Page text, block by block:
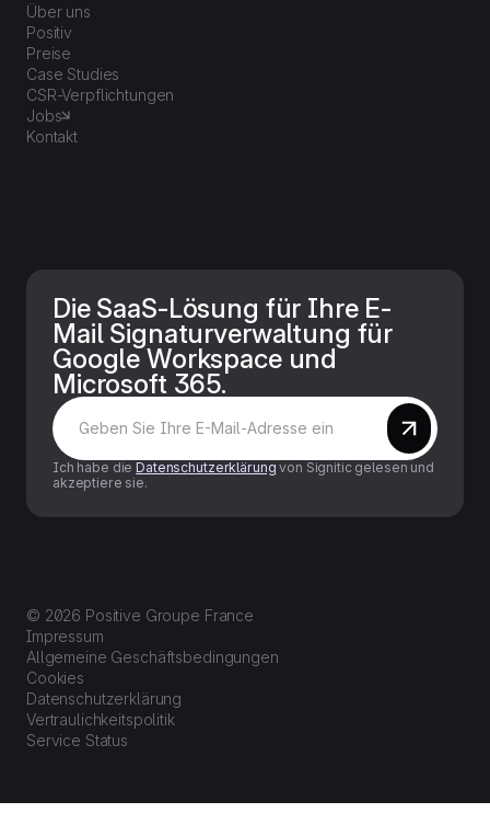
Über uns
Positiv
Preise
Case Studies
CSR-Verpflichtungen
Jobs
Kontakt
Die SaaS-Lösung für Ihre E-
Mail Signaturverwaltung für
Google Workspace und
Microsoft 365.
Ich habe dieDatenschutzerklärung von Signitic gelesen und
akzeptiere sie.
© 2026 Positive Groupe France
Impressum
Allgemeine Geschäftsbedingungen
Cookies
Datenschutzerklärung
Vertraulichkeitspolitik
Service Status